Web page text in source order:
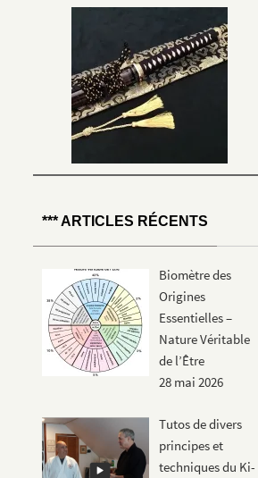
*** ARTICLES RÉCENTS
Biomètre des
Origines
Essentielles –
Nature Véritable
de l’Être
28 mai 2026
Tutos de divers
principes et
techniques du Ki-